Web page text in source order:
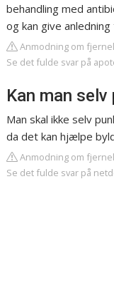
behandling med
og kan give
Anmodning om
Se det fulde svar på
Kan man selv
Man skal ikke selv
da det kan hjælpe
Anmodning om
Se det fulde svar på